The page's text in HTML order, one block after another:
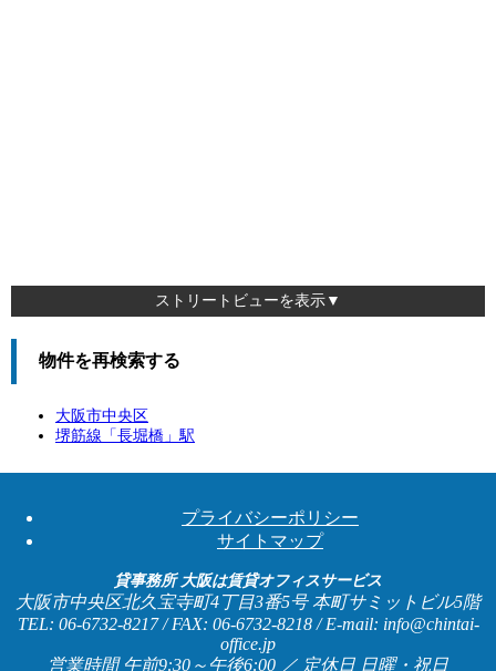
ストリートビューを表示▼
物件を再検索する
大阪市中央区
堺筋線「 長堀橋 」駅
プライバシーポリシー
サイトマップ
貸事務所 大阪は賃貸オフィスサービス
大阪市中央区北久宝寺町4丁目3番5号 本町サミットビル5階
TEL: 06-6732-8217 / FAX: 06-6732-8218 / E-mail: info@chintai-
office.jp
営業時間 午前9:30～午後6:00 ／ 定休日 日曜・祝日